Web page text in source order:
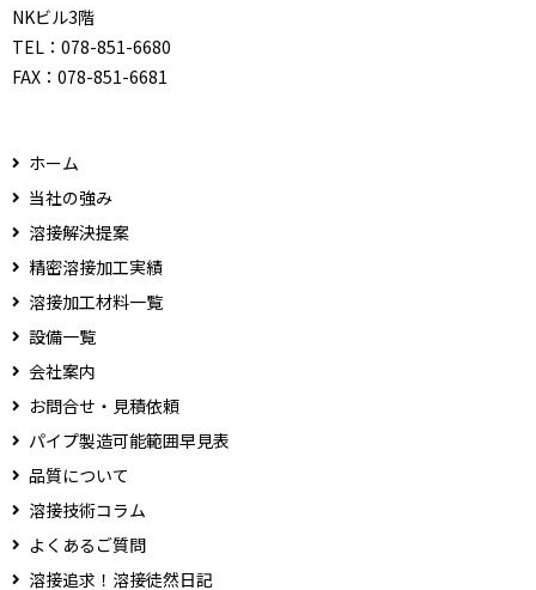
NKビル3階
TEL： 078-851-6680
FAX： 078-851-6681
ホーム
当社の強み
溶接解決提案
精密溶接加工実績
溶接加工材料一覧
設備一覧
会社案内
お問合せ・見積依頼
パイプ製造可能範囲早見表
品質について
溶接技術コラム
よくあるご質問
溶接追求！溶接徒然日記